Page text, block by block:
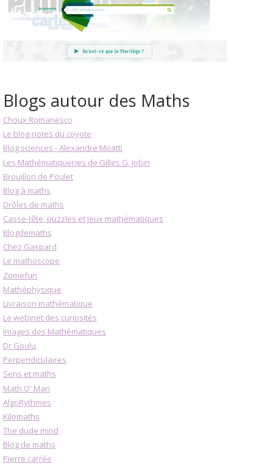
Blogs autour des Maths
Choux Romanesco
Le blog-notes du coyote
Blog sciences - Alexandre Moatti
Les Mathématiqueries de Gilles G. Jobin
Brouillon de Poulet
Blog à maths
Drôles de maths
Casse-tête, puzzles et jeux mathématiques
Blogdemaths
Chez Gaspard
Le mathoscope
Zomefun
Mathéphysique
Livraison mathématique
Le webinet des curiosités
Images des Mathématiques
Dr Goulu
Perpendiculaires
Sens et maths
Math O' Man
AlgoRythmes
Kilomaths
The dude mind
Blog de maths
Pierre carrée